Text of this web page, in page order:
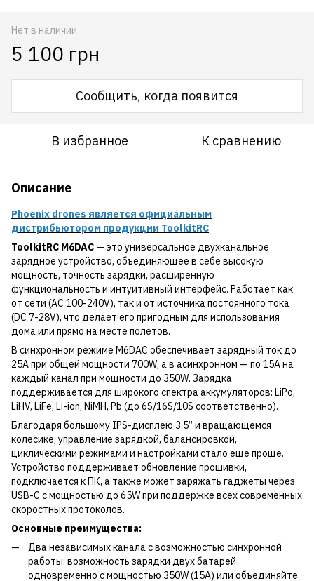
Нет в наличии
5 100 грн
Сообщить, когда появится
В избранное К сравнению
Описание
Phoenix drones является официальным
дистрибьютором продукции ToolkitRC
ToolkitRC M6DAC — это универсальное двухканальное
зарядное устройство, объединяющее в себе высокую
мощность, точность зарядки, расширенную
функциональность и интуитивный интерфейс. Работает как
от сети (AC 100-240V), так и от источника постоянного тока
(DC 7-28V), что делает его пригодным для использования
дома или прямо на месте полетов.
В синхронном режиме M6DAC обеспечивает зарядный ток до
25А при общей мощности 700W, а в асинхронном — по 15А на
каждый канал при мощности до 350W. Зарядка
поддерживается для широкого спектра аккумуляторов: LiPo,
LiHV, LiFe, Li-ion, NiMH, Pb (до 6S/16S/10S соответственно).
Благодаря большому IPS-дисплею 3.5” и вращающемся
колесике, управление зарядкой, балансировкой,
циклическими режимами и настройками стало еще проще.
Устройство поддерживает обновление прошивки,
подключается к ПК, а также может заряжать гаджеты через
USB-C с мощностью до 65W при поддержке всех современных
скоростных протоколов.
Основные преимущества:
Два независимых канала с возможностью синхронной
работы: возможность зарядки двух батарей
одновременно с мощностью 350W (15A) или объединяйте